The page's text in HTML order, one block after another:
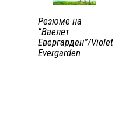
Резюме на
“Ваeлeт
Евергарден”/Violet
Evergarden